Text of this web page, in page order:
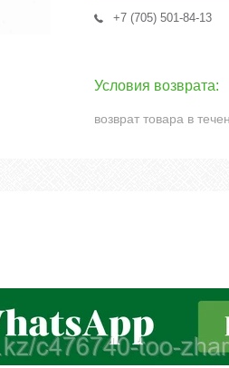
+7 (705) 501-84-13
возврат товара в